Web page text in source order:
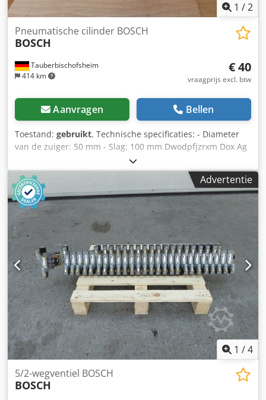
1 /2
Tauberbischofsheim
414 km
Pneumatische cilinder BOSCH
BOSCH
€ 40
vraagprijs excl. btw
Aanvragen Bellen
Toestand: gebruikt, Technische specificaties: - Diameter
van de zuiger: 50 mm - Slag: 100 mm Dwodpfjzrxm Dox Ag
Advertentie
1 /4
5/2-wegventiel BOSCH
BOSCH